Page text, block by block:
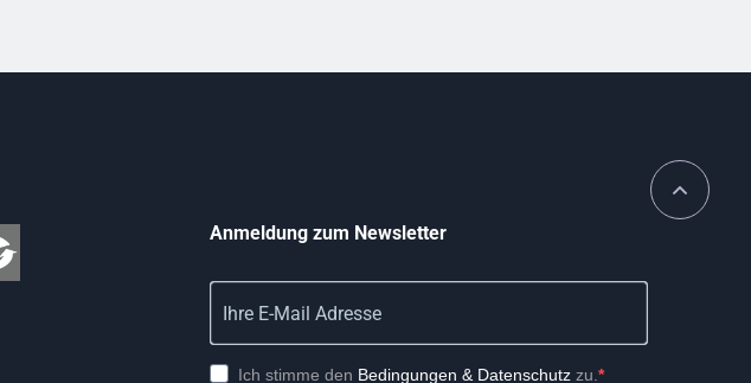
Anmeldung zum Newsletter
Ich stimme den Bedingungen & Datenschutz zu.